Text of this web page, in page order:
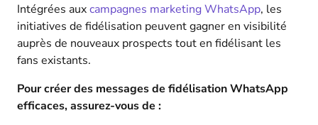
Intégrées auxcampagnes marketing WhatsApp, les
initiatives de fidélisation peuvent gagner en visibilité
auprès de nouveaux prospects tout en fidélisant les
fans existants.
Pour créer des messages de fidélisation WhatsApp
efficaces, assurez-vous de :